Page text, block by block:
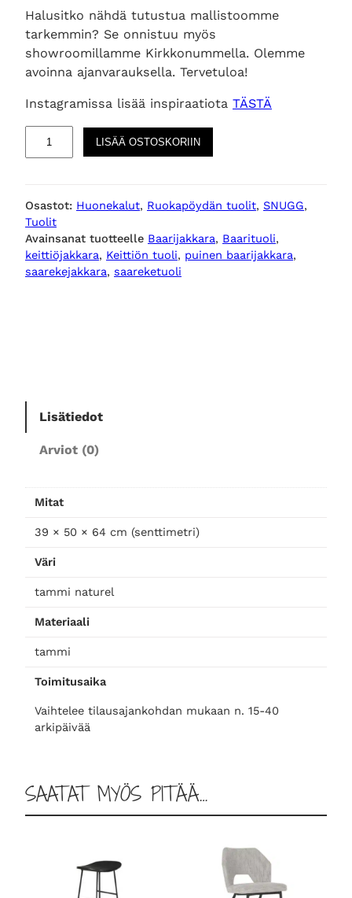
Halusitko nähdä tutustua mallistoomme
tarkemmin? Se onnistuu myös
showroomillamme Kirkkonummella. Olemme
avoinna ajanvarauksella. Tervetuloa!
Instagramissa lisää inspiraatiota TÄSTÄ
G
p
u
i
r
j
LISÄÄ OSTOSKORIIN
Osastot: Huonekalut, Ruokapöydän tuolit, SNUGG
Tuolit
Avainsanat tuotteelle Baarijakkara, Baarituoli
keittiöjakkara, Keittiön tuoli, puinen baarijakkara
saarekejakkara, saareketuoli
Lisätiedot
Arviot (0)
Mitat
39 × 50 × 64 cm (senttimetri)
Väri
tammi naturel
Materiaali
tammi
Toimitusaika
Vaihtelee tilausajankohdan mukaan n. 15-40
arkipäivää
SAATAT MYÖS PITÄÄ…